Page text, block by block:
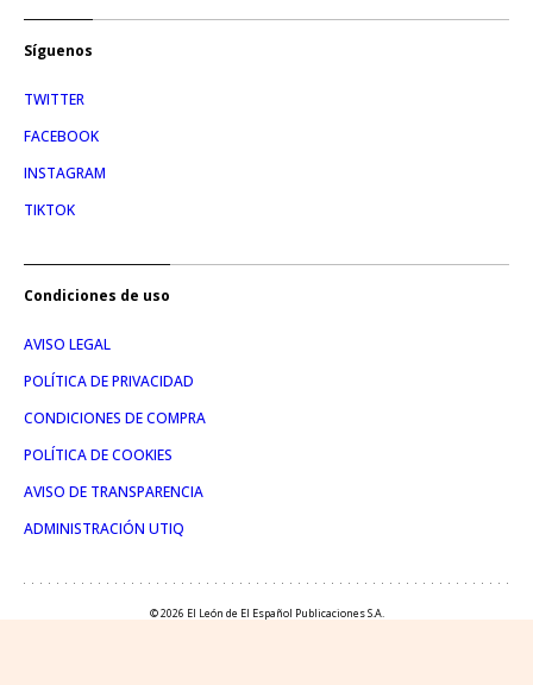
Síguenos
TWITTER
FACEBOOK
INSTAGRAM
TIKTOK
Condiciones de uso
AVISO LEGAL
POLÍTICA DE PRIVACIDAD
CONDICIONES DE COMPRA
POLÍTICA DE COOKIES
AVISO DE TRANSPARENCIA
ADMINISTRACIÓN UTIQ
© 2026 El León de El Español Publicaciones S.A.